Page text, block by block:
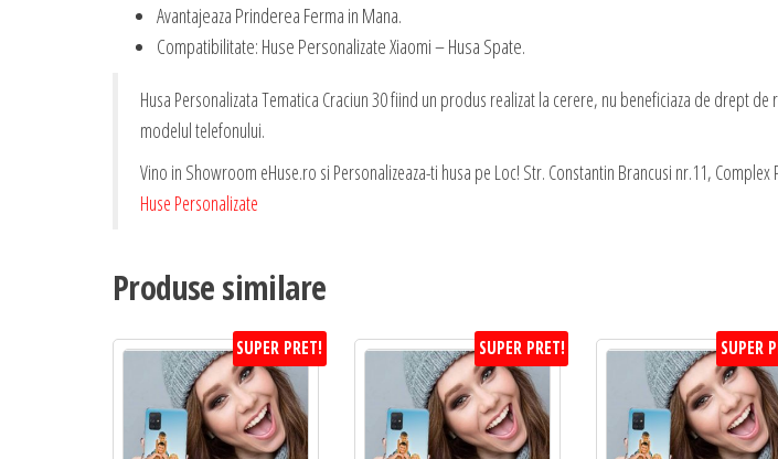
Avantajeaza Prinderea Ferma in Mana.
Compatibilitate: Huse Personalizate Xiaomi – Husa Spate.
Husa Personalizata Tematica Craciun 30 fiind un produs realizat la cerere, nu beneficiaza de drept de
modelul telefonului.
Vino in Showroom eHuse.ro si Personalizeaza-ti husa pe Loc! Str. Constantin Brancusi nr.11,
Huse Personalizate
Produse similare
SUPER PRET! SUPER PRET! SUPER